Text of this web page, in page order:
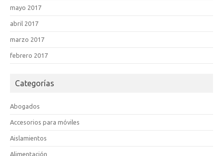
mayo 2017
abril 2017
marzo 2017
febrero 2017
Categorías
Abogados
Accesorios para móviles
Aislamientos
Alimentación